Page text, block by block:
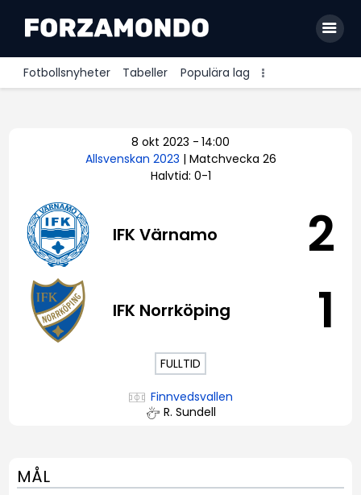
Fotbollsnyheter Tabeller Populära lag
Premier League
Bundesliga
Serie A
Ligue 1
8 okt 2023 - 14:00
Allsvenskan 2023 | Matchvecka 26
Halvtid: 0-1
IFK Värnamo 2
IFK Norrköping 1
FULLTID
Finnvedsvallen
R. Sundell
MÅL